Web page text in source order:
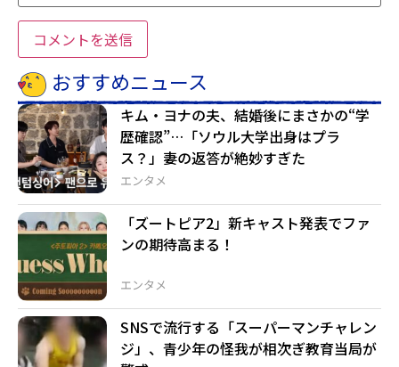
おすすめニュース
エンタメ
キム・ヨナの夫、結婚後にまさかの“学
歴確認”…「ソウル大学出身はプラ
ス？」妻の返答が絶妙すぎた
エンタメ
「ズートピア2」新キャスト発表でファ
ンの期待高まる！
SNSで流行する「スーパーマンチャレン
ジ」、青少年の怪我が相次ぎ教育当局が